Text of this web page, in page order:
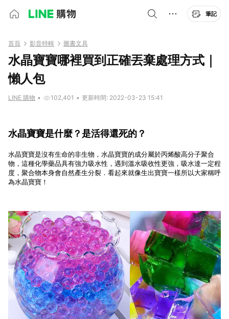
筆記
首頁 影音特輯 圖書文具
水晶寶寶哪裡買到正確丟棄處理方式｜
懶人包
LINE 購物 • 102,401 • 更新時間: 2022-03-23 15:41
水晶寶寶是什麼？是活得還死的？
水晶寶寶是沒有生命的非生物，水晶寶寶的成分屬於丙烯酸高分子聚合
物，這種化學藥品具有強力吸水性，遇到溫水吸收性更強，吸水達一定程
度，聚合物本身會自然產生分裂．看起來就像生出寶寶一樣所以大家稱呼
為水晶寶寶！